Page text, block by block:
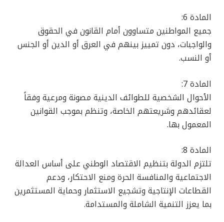
المادة 6:
جميع المواطنين متساوون أمام القانون في الحقوق
والواجبات، دون تمييز بينهم في العرق أو الدين أو الجنس
أو النسب.
المادة 7:
الأحوال الشخصية للطوائف الدينية مصونة ومرعية وفقاً
لعقائدهم وشريعتهم الخاصة، وتنظم بموجب القوانين
المعمول بها.
المادة 8:
تلتزم الدولة بتنظيم الاقتصاد الوطني على أساس العدالة
الاجتماعية والمنافسة الحرة ومنع الاحتكار، ودعم
القطاعات الإنتاجية وتشجيع الاستثمار وحماية المستثمرين
بما يعزز التنمية الشاملة والمستدامة.